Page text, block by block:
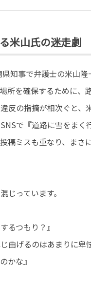
米山氏の迷走劇
知事で弁護士の米山
所を確保するために、
反の指摘が相次ぐと、
で『道路に雪をま
稿ミスも重なり、まさ
じっています。
るつもり？』
曲げるのはあまりに卑
かな』